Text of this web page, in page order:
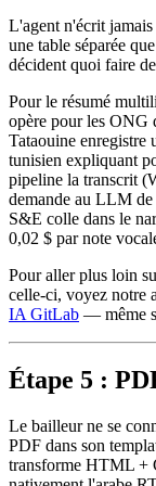
L'agent n'écrit jamais
une table séparée
décident quoi faire
Pour le résumé
opère pour les ONG
Tataouine enregistre
tunisien expliquant
pipeline la transcrit
demande au LLM de
S&E colle dans le
0,02 $ par note
Pour aller plus loin
celle-ci, voyez notre
IA GitLab — même
Étape 5 :
Le bailleur ne se
PDF dans son
transforme HTML +